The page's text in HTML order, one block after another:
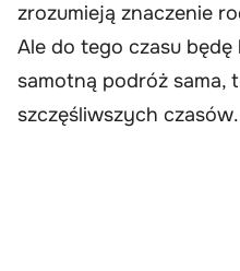
zrozumieją znaczenie
Ale do tego czasu
samotną podróż sama,
szczęśliwszych czasów.